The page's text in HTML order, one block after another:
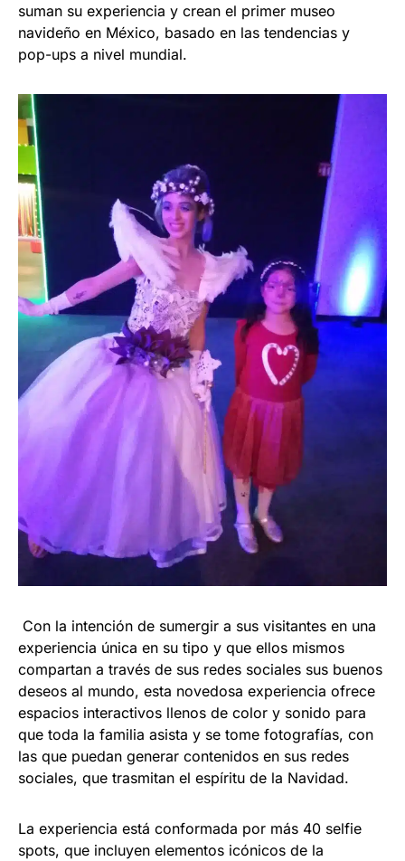
suman su experiencia y crean el primer museo
navideño en México, basado en las tendencias y
pop-ups a nivel mundial.
Con la intención de sumergir a sus visitantes en una
experiencia única en su tipo y que ellos mismos
compartan a través de sus redes sociales sus buenos
deseos al mundo, esta novedosa experiencia ofrece
espacios interactivos llenos de color y sonido para
que toda la familia asista y se tome fotografías, con
las que puedan generar contenidos en sus redes
sociales, que trasmitan el espíritu de la Navidad.
La experiencia está conformada por más 40 selfie
spots, que incluyen elementos icónicos de la